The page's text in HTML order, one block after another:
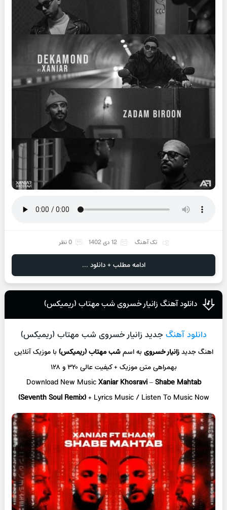
تک آهنگ 12 دی 1402 0 نظر
ادامه مطلب + دانلود ...
دانلود آهنگ زانیار خسروی شب مهتاب (ریمیکس)
دانلود آهنگ جدید زانیار خسروی شب مهتاب (ریمیکس)
اهنگ جدیدزانیار خسرویبه اسمشب مهتاب (ریمیکس)با موزیک آنلاین
بهمراهی متن موزیک + کیفیت عالی ۳۲۰ و ۱۲۸
Download New MusicXaniar Khosravi–Shabe Mahtab
(Seventh Soul Remix)+ Lyrics Music / Listen To Music Now